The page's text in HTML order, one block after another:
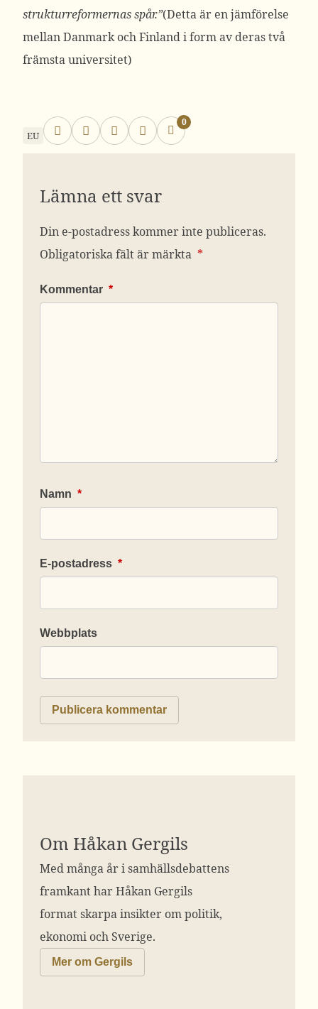
strukturreformernas spår.”(Detta är en jämförelse
mellan Danmark och Finland i form av deras två
främsta universitet)
EU
0
Lämna ett svar
Din e-postadress kommer inte publiceras.
Obligatoriska fält är märkta *
Kommentar *
Namn *
E-postadress *
Webbplats
Om Håkan Gergils
Med många år i samhällsdebattens
framkant har Håkan Gergils
format skarpa insikter om politik,
ekonomi och Sverige.
Mer om Gergils